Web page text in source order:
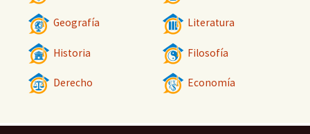
Geografía Literatura
Historia Filosofía
Derecho Economía